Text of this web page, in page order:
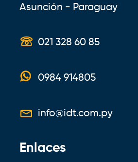
Asunción - Paraguay
021 328 60 85
0984 914805
info@idt.com.py
Enlaces